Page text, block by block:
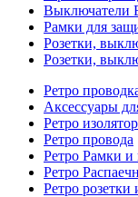
Рамки для
Розетки,
Розетки,
Ретро
Аксессуары
Ретро
Ретро провода
Ретро Рамки
Ретро
Ретро